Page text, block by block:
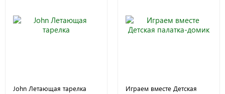
John Летающая тарелка
Играем вместе Детская